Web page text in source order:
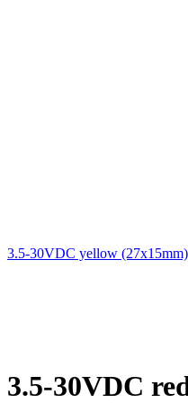
3.5-30VDC yellow (27x15mm)
3.5-30VDC